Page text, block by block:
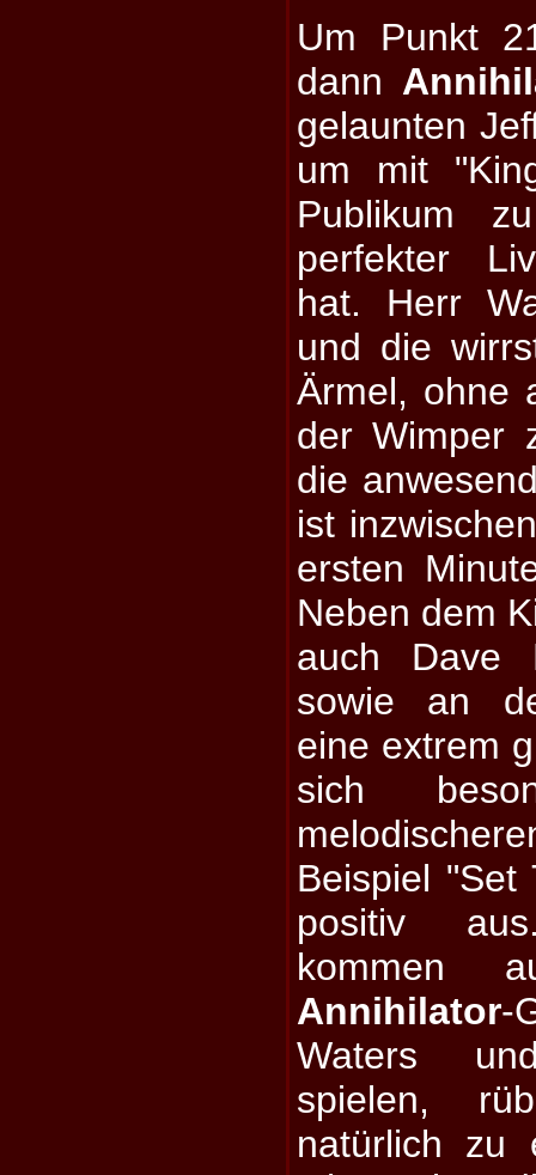
Um Punkt
dann
gelaunten
um mit
Publikum
perfekter
hat. Herr
und die
Ärmel, ohne
der Wimper
die
ist
ersten
Neben dem
auch Dave
sowie an
eine extrem
sich
Beispiel
positiv
kommen
Annihilator-
Waters
spielen,
natürlich zu